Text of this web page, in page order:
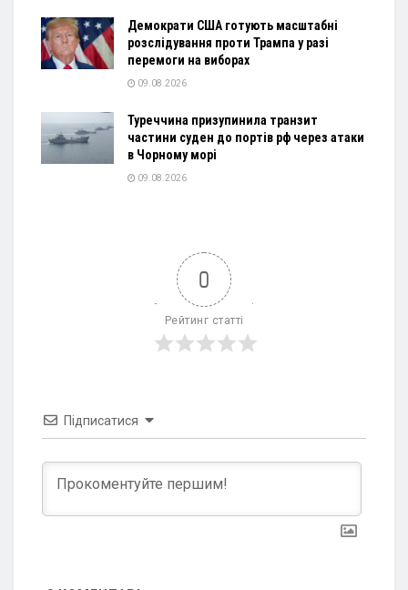
Демократи США готують масштабні
розслідування проти Трампа у разі
перемоги на виборах
09.08.2026
Туреччина призупинила транзит
частини суден до портів рф через атаки
в Чорному морі
09.08.2026
0
Рейтинг статті
Підписатися